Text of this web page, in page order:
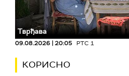
Тврђава
09.08.2026 | 20:05 РТС 1
КОРИСНО